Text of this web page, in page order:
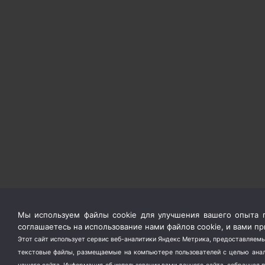
Мы используем файлы cookie для улучшения вашего опыта
соглашаетесь на использование нами файлов cookie, и вами
Этот сайт использует сервис веб-аналитики Яндекс Метрика,
текстовые файлы, размещаемые на компьютере пользователей с целью